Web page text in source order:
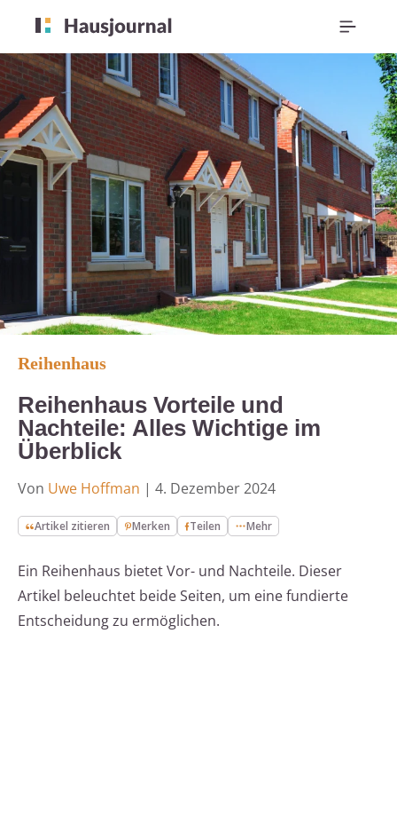
Reihenhaus
Reihenhaus Vorteile und
Nachteile: Alles Wichtige im
Überblick
Von Uwe Hoffman | 4. Dezember 2024
Artikel zitieren Merken Teilen Mehr
Ein Reihenhaus bietet Vor- und Nachteile. Dieser
Artikel beleuchtet beide Seiten, um eine fundierte
Entscheidung zu ermöglichen.